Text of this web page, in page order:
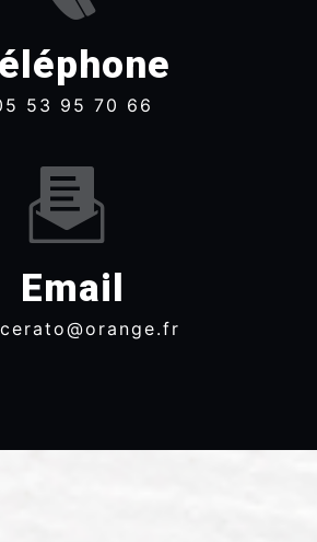
05 53 95 70 66
Email